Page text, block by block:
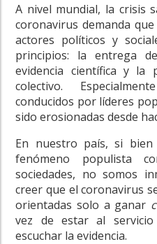
A nivel mundial, la crisis
coronavirus demanda
actores políticos y
principios: la entrega
evidencia científica y la
colectivo.
conducidos por líderes
sido erosionadas desde
En nuestro país, si
fenómeno populista
sociedades, no somos
creer que el coronavirus
orientadas solo a ganar
vez de estar al
escuchar la evidencia.